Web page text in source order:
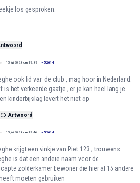
los gesproken.
15 juli 2023 om 19:39 + 52614
ook lid van de club , mag hoor in Nederland.
is het verkeerde gaatje , er je kan heel lang je
kinderbijslag levert het niet op
Antwoord
15 juli 2023 om 19:46 + 52614
krijgt een vinkje van Piet 123 , trouwens
is dat een andere naam voor de
zolderkamer bewoner die hier al 15 andere
moeten gebruiken